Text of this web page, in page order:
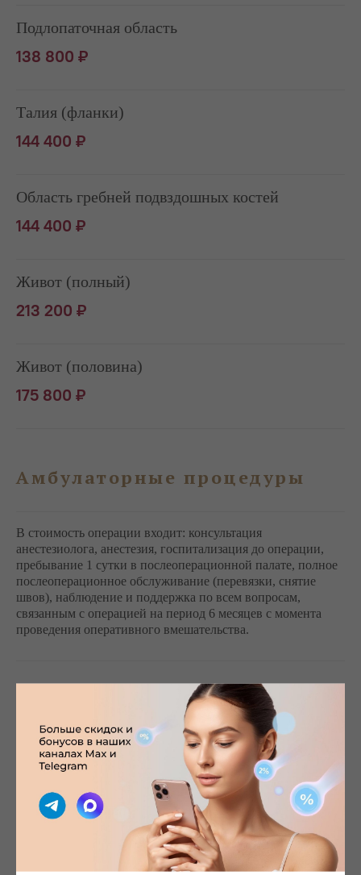
Подлопаточная область
138 800 ₽
Талия (фланки)
144 400 ₽
Область гребней подвздошных костей
144 400 ₽
Живот (полный)
213 200 ₽
Живот (половина)
175 800 ₽
Амбулаторные процедуры
В стоимость операции входит: консультация
анестезиолога, анестезия, госпитализация до операции,
пребывание 1 сутки в послеоперационной палате, полное
послеоперационное обслуживание (перевязки, снятие
швов), наблюдение и поддержка по всем вопросам,
связанным с операцией на период 6 месяцев с момента
проведения оперативного вмешательства.
о стоимости проведения
операции, условиях или что
в неё входит, напишите нам
в мессенджер.
Напишите нам в Telegram